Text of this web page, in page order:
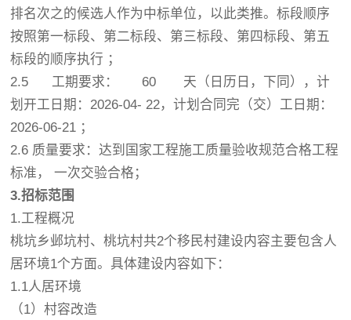
排名次之的候选人作为中标单位，以此类推。标段顺序
按照第一标段、第二标段、第三标段、第四标段、第五
标段的顺序执行 ；
2.5 工期要求： 60 天（日历日，下同），计
划开工日期：2026-04- 22，计划合同完（交）工日期：
2026-06-21 ；
2.6 质量要求：达到国家工程施工质量验收规范合格工程
标准， 一次交验合格；
3.招标范围
1.工程概况
桃坑乡邺坑村、桃坑村共2个移民村建设内容主要包含人
居环境1个方面。具体建设内容如下：
1.1人居环境
（1）村容改造